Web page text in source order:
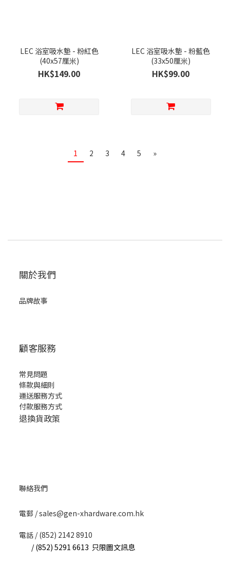
LEC 浴室吸水墊 - 粉紅色
(40x57厘米)
HK$149.00
LEC 浴室吸水墊 - 粉藍色
(33x50厘米)
HK$99.00
1 2 3 4 5 »
關於我們
品牌故事
顧客服務
常見問題
條款與細則
運送服務方式
付款服務方式
退換貨政策
聯絡我們
​電郵 / sales@gen-xhardware.com.hk
電話 / (852) 2142 8910
/ (852) 5291 6613 只限圖文訊息